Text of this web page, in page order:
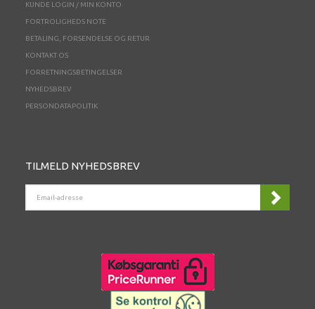
KUNDE LOGIN / MIN KONTO
FORTROLIGHEDS NOTE
BETALING, FORSENDELSE OG RETUR
KONTAKT OS
FORRETNINGSBETINGELSER
NYHEDSBREV
PERSONDATAPOLITIK
TILMELD NYHEDSBREV
ADRESSE